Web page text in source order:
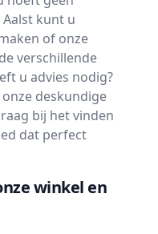
kunt u
of onze
verschillende
u advies nodig?
deskundige
bij het vinden
dat perfect
winkel en